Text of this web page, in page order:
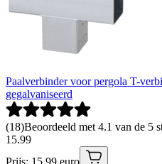
Paalverbinder voor pergola T-
gegalvaniseerd
(18)Beoordeeld met 4.1 van de 5
15.99
Prijs: 15.99 euro